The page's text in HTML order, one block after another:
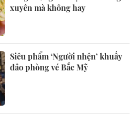
xuyên mà không hay
Siêu phẩm ‘Người nhện’ khuấy
đảo phòng vé Bắc Mỹ